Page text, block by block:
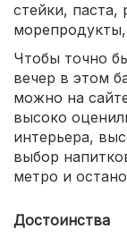
стейки,
Чтобы точно
вечер в этом
можно на
высоко
интерьера,
выбор
метро и
Достоинства